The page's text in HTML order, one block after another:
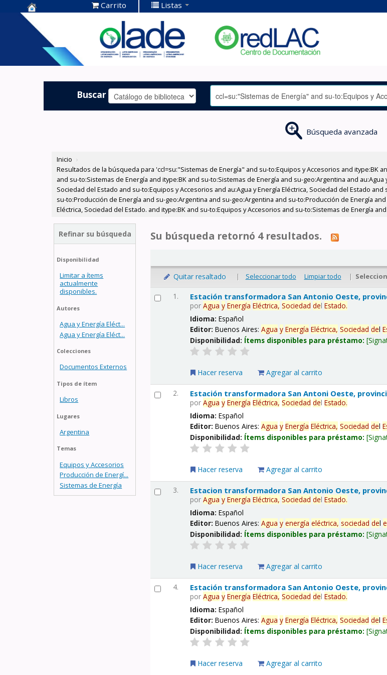
Centro de
Documentación
OLADE -
Carrito Listas
Buscar
Búsqueda avanzada
Inicio ›
Resultados de la búsqueda para 'ccl=su:"Sistemas de Energía" and su-to:Equipos y Accesorios and itype:BK
and su-to:Sistemas de Energía and itype:BK and su-to:Sistemas de Energía and su-geo:Argentina and au:Agua
Sociedad del Estado and su-to:Equipos y Accesorios and au:Agua y Energía Eléctrica, Sociedad del Estado
su-to:Producción de Energía and su-geo:Argentina and su-geo:Argentina and su-to:Producción de Energía
Eléctrica, Sociedad del Estado. and itype:BK and su-to:Equipos y Accesorios and su-to:Sistemas de Energía
Refinar su búsqueda
Disponibilidad
Limitar a ítems
actualmente
disponibles.
Autores
Agua y Energía Eléct...
Agua y Energía Eléct...
Colecciones
Documentos Externos
Tipos de ítem
Libros
Lugares
Argentina
Temas
Equipos y Accesorios
Producción de Energí...
Sistemas de Energía
Su búsqueda retornó 4 resultados.
Quitar resaltado | Seleccionar todo Limpiar todo |
1. Estación transformadora San Antonio Oeste,
porAgua y Energía Eléctrica, Sociedad delEstado.
Idioma:Español
Editor:Buenos Aires:Agua y Energía Eléctrica, Sociedad del
Disponibilidad: Ítems disponibles para préstamo:
Hacer reserva Agregar al carrito
2. Estación transformadora San Antoni Oeste,
porAgua y Energía Eléctrica, Sociedad delEstado.
Idioma:Español
Editor:Buenos Aires:Agua y Energía Eléctrica, Sociedad del
Disponibilidad: Ítems disponibles para préstamo:
Hacer reserva Agregar al carrito
3. Estacion transformadora San Antonio Oeste,
porAgua y Energía Eléctrica, Sociedad delEstado.
Idioma:Español
Editor:Buenos Aires:Agua y energía eléctrica, sociedad del
Disponibilidad: Ítems disponibles para préstamo:
Hacer reserva Agregar al carrito
4. Estación transformadora San Antonio Oeste,
porAgua y Energía Eléctrica, Sociedad delEstado.
Idioma:Español
Editor:Buenos Aires:Agua y Energía Eléctrica, Sociedad del
Disponibilidad: Ítems disponibles para préstamo:
Hacer reserva Agregar al carrito